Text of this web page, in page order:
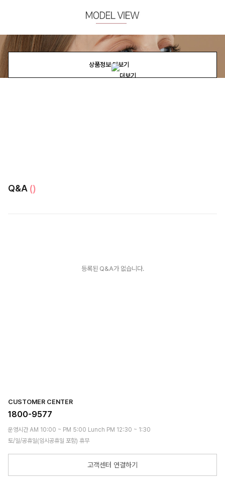
상품정보 더보기
Q&A ()
등록된 Q&A가 없습니다.
CUSTOMER CENTER
1800-9577
운영시간 AM 10:00 ~ PM 5:00 Lunch PM 12:30 ~ 1:30
토/일/공휴일(임시공휴일 포함) 휴무
고객센터 연결하기